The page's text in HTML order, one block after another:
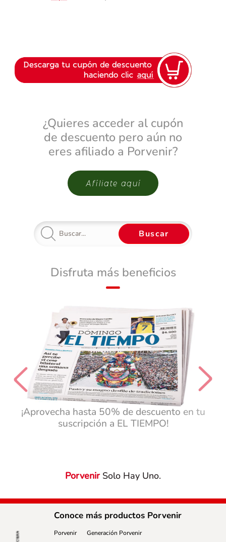
¿Quieres acceder al cupón
de descuento pero aún no
eres afiliado a Porvenir?
Afíliate aquí
Buscar
Disfruta más beneficios
¡Aprovecha hasta 50% de descuento en tu
suscripción a EL TIEMPO!
PorvenirSolo Hay Uno.
Conoce más productos Porvenir
Porvenir
Generación Porvenir